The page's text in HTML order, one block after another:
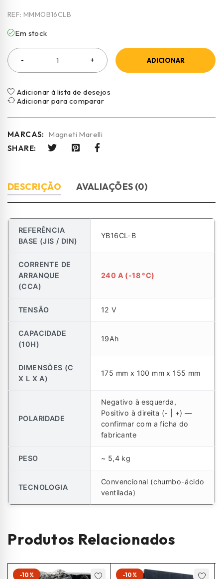
REF: MMMOB16CLB
Em stock
ADICIONAR
Adicionar à lista de desejos
Adicionar para comparar
MARCAS: Magneti Marelli
SHARE:
DESCRIÇÃO AVALIAÇÕES (0)
REFERÊNCIA
BASE (JIS / DIN)
YB16CL-B
CORRENTE DE
ARRANQUE
(CCA)
240 A (-18 °C)
TENSÃO 12 V
CAPACIDADE
(10H)
19Ah
DIMENSÕES (C
X L X A)
175 mm x 100 mm x 155 mm
POLARIDADE
Negativo à esquerda,
Positivo à direita (- | +) —
confirmar com a ficha do
fabricante
PESO ~ 5,4 kg
TECNOLOGIA
Convencional (chumbo-ácido
ventilada)
Produtos Relacionados
-10% -10%